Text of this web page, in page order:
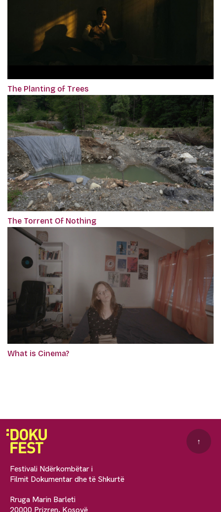
The Planting of Trees
The Torrent Of Nothing
What is Cinema?
Festivali Ndërkombëtar i
Filmit Dokumentar dhe të Shkurtë
Rruga Marin Barleti
20000 Prizren, Kosovë
↑